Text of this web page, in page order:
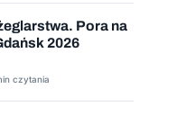
Pora na
2026
czytania